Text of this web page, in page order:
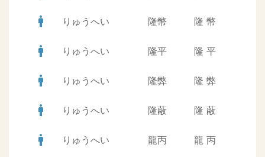
man りゅうへい 隆幣 隆 幣
man りゅうへい 隆平 隆 平
man りゅうへい 隆弊 隆 弊
man りゅうへい 隆蔽 隆 蔽
man りゅうへい 龍丙 龍 丙